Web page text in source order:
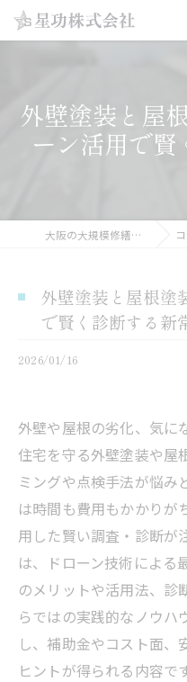
外壁塗装と屋
ーン活用で
大阪の大規模修繕工事なら星功株式会社 コラム
外壁塗装と屋根塗
で賢く診断する新
2026/01/16
外壁や屋根の劣化、気に
住宅を守る外壁塗装や屋
ミングや点検手法が悩み
は時間も費用もかかりが
用した賢い調査・診断が
は、ドローン技術による
のメリットや活用法、診
らではの実践的なノウ
し、補助金やコスト面
ヒントが得られる内容です